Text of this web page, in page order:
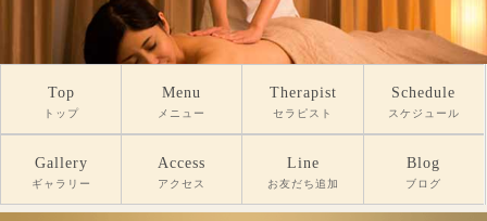
Top
トップ
Menu
メニュー
Therapist
セラピスト
Schedule
スケジュール
Gallery
ギャラリー
Access
アクセス
Line
お友だち追加
Blog
ブログ